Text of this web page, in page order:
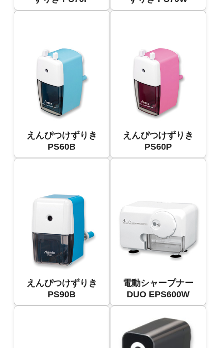
えんぴつけずりき
PS60B
えんぴつけずりき
PS60P
えんぴつけずりき
PS90B
電動シャープナー
DUO EPS600W